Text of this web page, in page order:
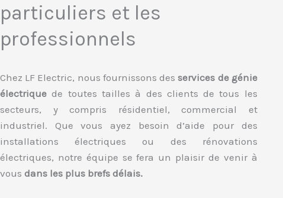
particuliers et les
professionnels
Chez LF Electric, nous fournissons des services de génie
électrique de toutes tailles à des clients de tous les
secteurs, y compris résidentiel, commercial et
industriel. Que vous ayez besoin d’aide pour des
installations électriques ou des rénovations
électriques, notre équipe se fera un plaisir de venir à
vous dans les plus brefs délais.